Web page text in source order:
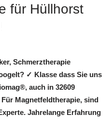
für Hüllhorst
Schmerztherapie
✓ Klasse dass Sie uns
auch in 32609
Magnetfeldtherapie, sind
Jahrelange Erfahrung